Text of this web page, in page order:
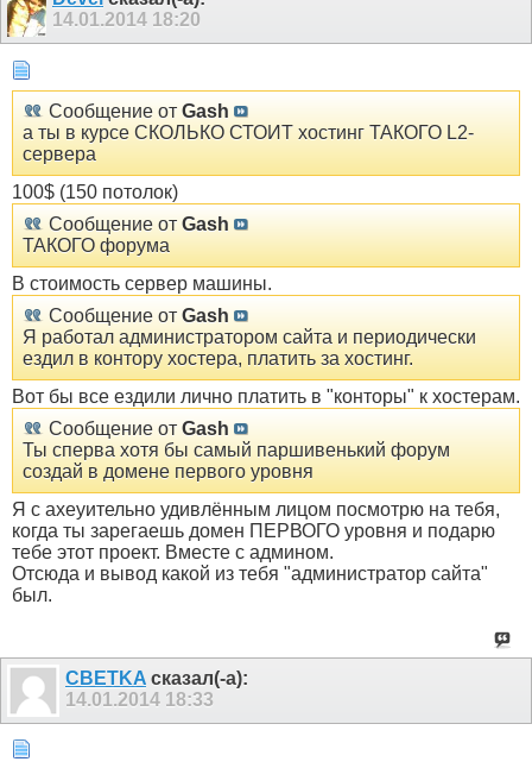
14.01.2014 18:20
Сообщение от Gash
а ты в курсе СКОЛЬКО СТОИТ хостинг ТАКОГО L2-
сервера
100$ (150 потолок)
Сообщение от Gash
ТАКОГО форума
В стоимость сервер машины.
Сообщение от Gash
Я работал администратором сайта и периодически
ездил в контору хостера, платить за хостинг.
Вот бы все ездили лично платить в "конторы" к хостерам.
Сообщение от Gash
Ты сперва хотя бы самый паршивенький форум
создай в домене первого уровня
Я с ахеуительно удивлённым лицом посмотрю на тебя,
когда ты зарегаешь домен ПЕРВОГО уровня и подарю
тебе этот проект. Вместе с админом.
Отсюда и вывод какой из тебя "администратор сайта"
был.
CBETKA сказал(-а):
14.01.2014 18:33